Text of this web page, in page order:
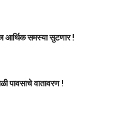
आर्थिक समस्या सुटणार !
पावसाचे वातावरण !